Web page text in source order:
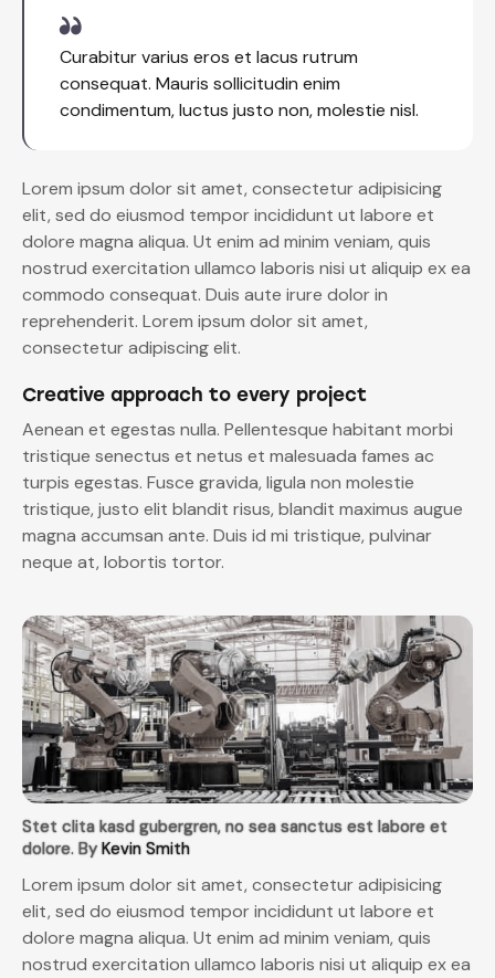
Curabitur varius eros et lacus rutrum
consequat. Mauris sollicitudin enim
condimentum, luctus justo non, molestie nisl.
Lorem ipsum dolor sit amet, consectetur adipisicing
elit, sed do eiusmod tempor incididunt ut labore et
dolore magna aliqua. Ut enim ad minim veniam, quis
nostrud exercitation ullamco laboris nisi ut aliquip ex ea
commodo consequat. Duis aute irure dolor in
reprehenderit. Lorem ipsum dolor sit amet,
consectetur adipiscing elit.
Creative approach to every project
Aenean et egestas nulla. Pellentesque habitant morbi
tristique senectus et netus et malesuada fames ac
turpis egestas. Fusce gravida, ligula non molestie
tristique, justo elit blandit risus, blandit maximus augue
magna accumsan ante. Duis id mi tristique, pulvinar
neque at, lobortis tortor.
Stet clita kasd gubergren, no sea sanctus est labore et
dolore. ByKevin Smith
Lorem ipsum dolor sit amet, consectetur adipisicing
elit, sed do eiusmod tempor incididunt ut labore et
dolore magna aliqua. Ut enim ad minim veniam, quis
nostrud exercitation ullamco laboris nisi ut aliquip ex ea